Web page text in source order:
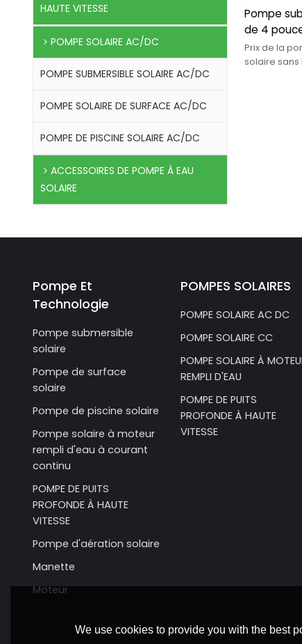
HAUTE VITESSE
POMPE SOLAIRE AC/DC
POMPE SUBMERSIBLE SOLAIRE AC/DC
POMPE SOLAIRE DE SURFACE AC/DC
POMPE DE PISCINE SOLAIRE AC/DC
ACCESSOIRES DE POMPE À EAU
SOLAIRE
Pompe
de 4
adaptée à
grandes
Prix de la
solaire
Pompe Et
Technologie
Pompe submersible
solaire
Pompe de surface
solaire
Pompe de piscine solaire
Pompe solaire à moteur
rempli d'eau à courant
continu
POMPE DE PUITS
PROFONDE À HAUTE
VITESSE
Pompe d'aération solaire
Manette
Moteur
POMPES SOLAIRES
POMPE SOLAIRE AC DC
POMPE SOLAIRE CC
POMPE SOLAIRE À
REMPLI D'EAU
POMPE DE PUITS
PROFONDE À HAUTE
VITESSE
We use cookies to provide you with the best